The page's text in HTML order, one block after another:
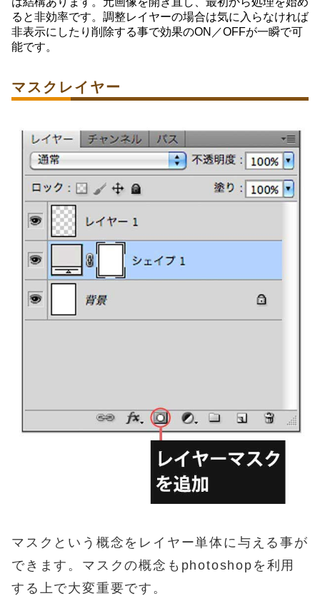
ると非効率です。調整レイヤーの場合は気に入らなければ
非表示にしたり削除する事で効果のON／OFFが一瞬で可
能です。
マスクレイヤー
マスクという概念をレイヤー単体に与える事が
できます。マスクの概念もphotoshopを利用
する上で大変重要です。